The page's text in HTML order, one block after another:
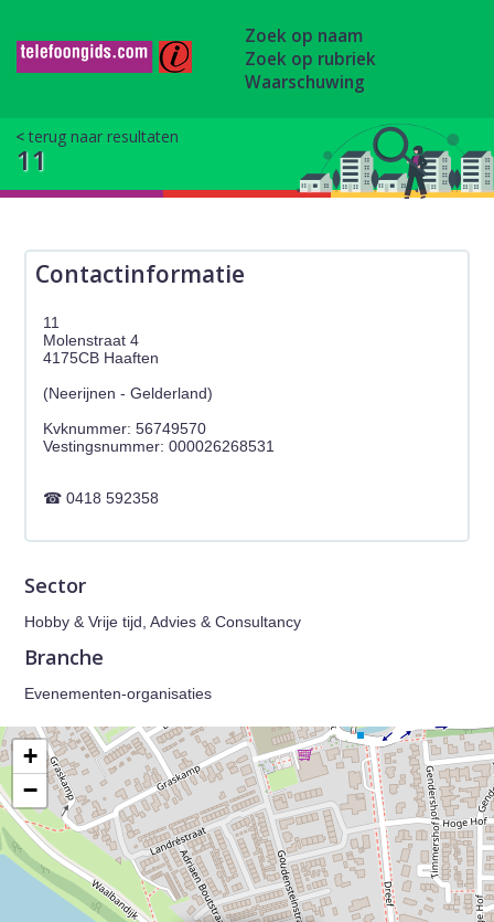
Zoek op naam
Zoek op rubriek
Waarschuwing
terug naar resultaten
11
Contactinformatie
11
Molenstraat 4
4175CB Haaften
(Neerijnen - Gelderland)
Kvknummer: 56749570
0418 592358
Sector
Hobby & Vrije tijd, Advies & Consultancy
Branche
Evenementen-organisaties
+
−